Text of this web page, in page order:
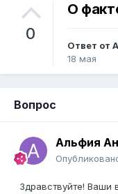
0
О
Ответ от
18 мая
Вопрос
Альфия
Здравствуйте! Ваши